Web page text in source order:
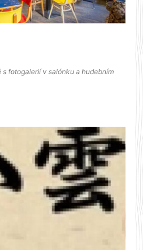
fotogalerií v salónku a hudebním